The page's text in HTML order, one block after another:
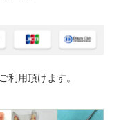
利用頂けます。